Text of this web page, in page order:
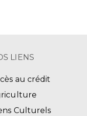
LIENS
au crédit
Culturels